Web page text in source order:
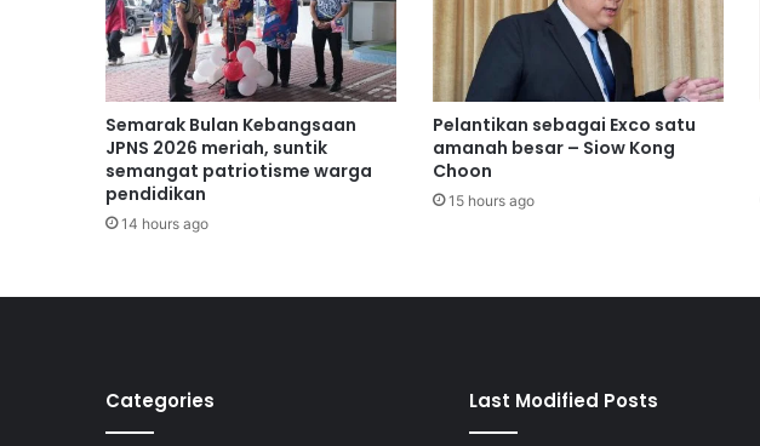
l
a
h
d
a
p
a
t
m
f
B
m
p
a
k
i
i
p
Semarak Bulan Kebangsaan
JPNS 2026 meriah, suntik
semangat patriotisme warga
pendidikan
14 hours ago
Pelantikan sebagai Exco satu
amanah besar – Siow Kong
Choon
15 hours ago
Categories Last Modified Posts